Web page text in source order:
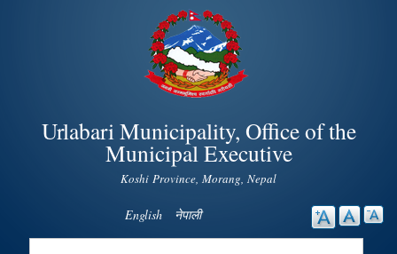
Skip to
main
content
Urlabari Municipality, Office of the
Municipal Executive
Koshi Province, Morang, Nepal
English नेपाली
Search